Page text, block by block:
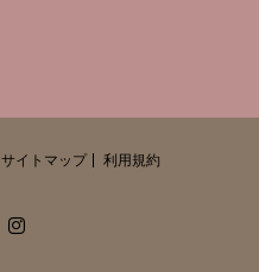
サイトマップ 利用規約